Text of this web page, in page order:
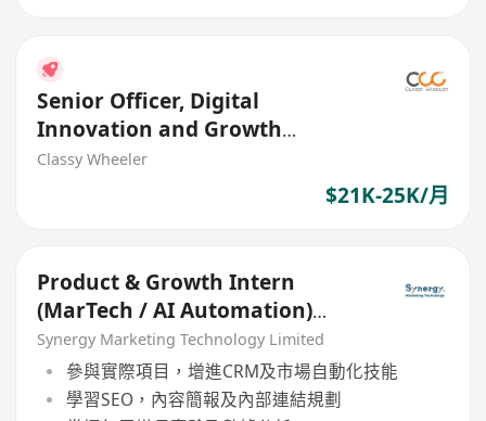
Senior Officer, Digital
Innovation and Growth
(Web/App, Agile) (Insurance)
Classy Wheeler
$21K-25K/月
Product & Growth Intern
(MarTech / AI Automation)
(YSIP)
Synergy Marketing Technology Limited
參與實際項目，增進CRM及市場自動化技能
學習SEO，內容簡報及內部連結規劃